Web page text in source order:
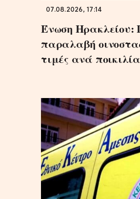
07.08.2026, 17:14
Ένωση Ηρακλείου:
παραλαβή
τιμές ανά ποικιλία